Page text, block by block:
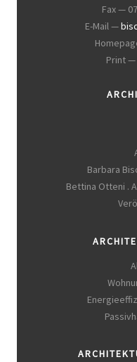
Fax —
E-Mail —
Print —
Barbara
Bettina Otteni .